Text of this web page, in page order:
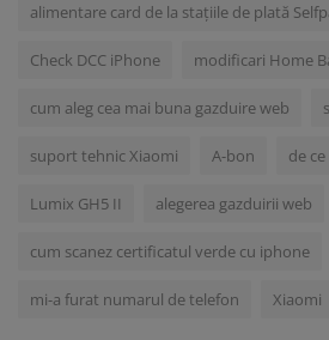
alimentare card de la stațiile de plată
Check DCC iPhone modificari Home
cum aleg cea mai buna gazduire web
suport tehnic Xiaomi A-bon de
Lumix GH5 II alegerea gazduirii web
cum scanez certificatul verde cu iphone
mi-a furat numarul de telefon Xiaomi